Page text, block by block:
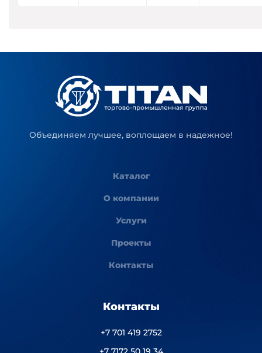
Объединяем лучшее, воплощаем в надежное!
Каталог
О компании
Услуги
Проекты
Контакты
Контакты
+7 701 419 2752